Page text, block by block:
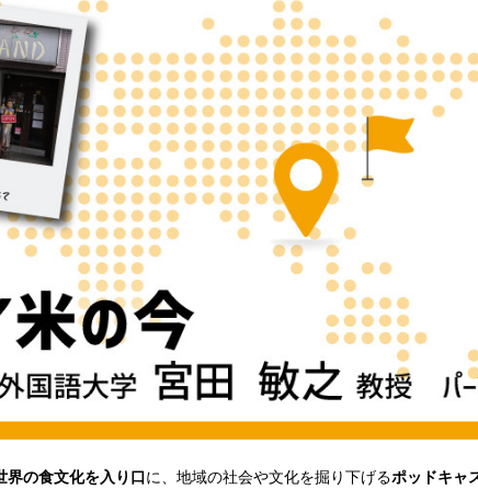
界の食文化を入り口に、地域の社会や文化を掘り下げるポッドキャ